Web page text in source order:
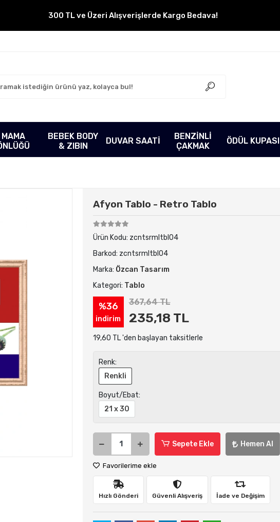
300 TL ve Üzeri Alışverişlerde Kargo Bedava!
MAMA
BEBEK BODY
& ZIBIN
DUVAR SAATİ
BENZİNLİ
ÇAKMAK
ÖDÜL KUPASI
Afyon Tablo - Retro Tablo
Ürün Kodu: zcntsrmltbl04
Barkod: zcntsrmltbl04
Marka: Özcan Tasarım
Kategori: Tablo
%36
indirim
367,64 TL
235,18 TL
19,60 TL 'den başlayan taksitlerle
Renk:
Renkli
Boyut/Ebat:
21 x 30
Sepete Ekle Hemen Al
Favorilerime ekle
Hızlı Gönderi Güvenli Alışveriş İade ve Değişim